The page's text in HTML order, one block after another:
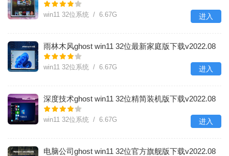
win11 32位系统 / 6.67G 进入
雨林木风ghost win11 32位最新家庭版下载v2022.08
win11 32位系统 / 6.67G 进入
深度技术ghost win11 32位精简装机版下载v2022.08
win11 32位系统 / 6.67G 进入
电脑公司ghost win11 32位官方旗舰版下载v2022.08